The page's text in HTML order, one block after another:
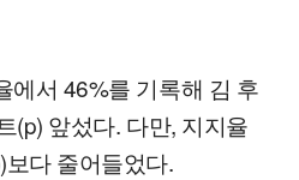
에서 46%를 기록해 김 후
(p) 앞섰다. 다만, 지지율
다 줄어들었다.